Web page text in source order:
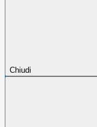
Chiudi